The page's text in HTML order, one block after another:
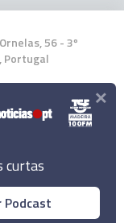
56 - 3º
Portugal
Lda.
curtas
Podcast
×